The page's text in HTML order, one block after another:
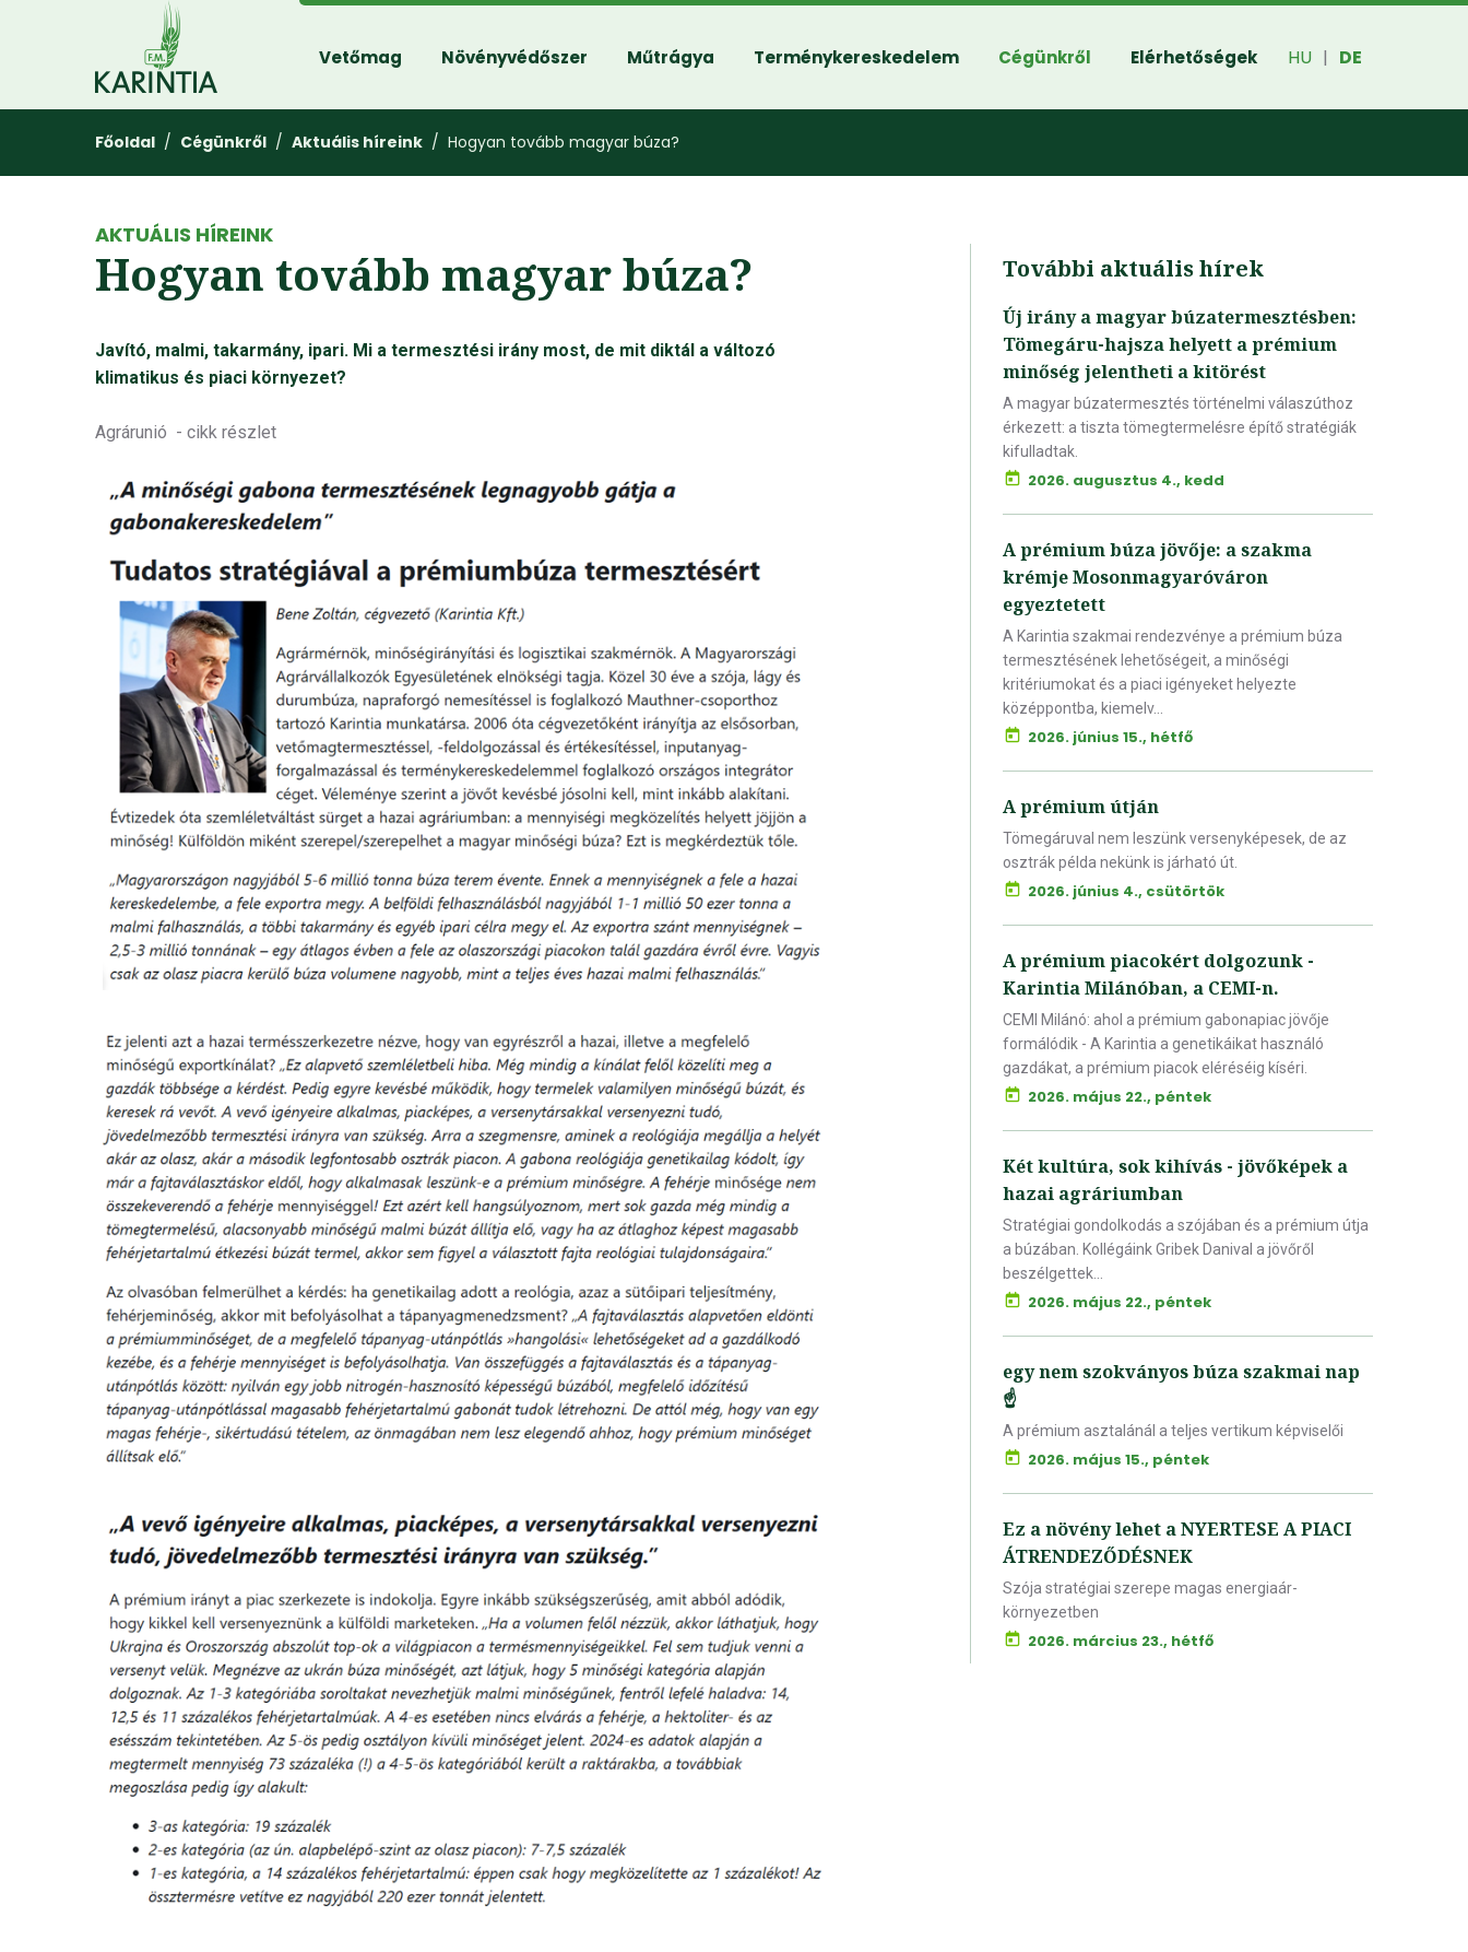
Vetőmag Növényvédőszer Műtrágya Terménykereskedelem Cégünkről Elérhetőségek HU | DE
Főoldal / Cégünkről / Aktuális híreink / Hogyan tovább magyar búza?
AKTUÁLIS HÍREINK
Hogyan tovább magyar búza?
Javító, malmi, takarmány, ipari. Mi a termesztési irány most, de mit diktál a változó
klimatikus és piaci környezet?
Agrárunió - cikk részlet
További aktuális hírek
Új irány a magyar búzatermesztésben:
Tömegáru-hajsza helyett a prémium
minőség jelentheti a kitörést
A magyar búzatermesztés történelmi válaszúthoz
érkezett: a tiszta tömegtermelésre építő stratégiák
kifulladtak.
2026. augusztus 4., kedd
A prémium búza jövője: a szakma
krémje Mosonmagyaróváron
egyeztetett
A Karintia szakmai rendezvénye a prémium búza
termesztésének lehetőségeit, a minőségi
kritériumokat és a piaci igényeket helyezte
középpontba, kiemelv...
2026. június 15., hétfő
A prémium útján
Tömegáruval nem leszünk versenyképesek, de az
osztrák példa nekünk is járható út.
2026. június 4., csütörtök
A prémium piacokért dolgozunk -
Karintia Milánóban, a CEMI-n.
CEMI Milánó: ahol a prémium gabonapiac jövője
formálódik - A Karintia a genetikáikat használó
gazdákat, a prémium piacok eléréséig kíséri.
2026. május 22., péntek
Két kultúra, sok kihívás - jövőképek a
hazai agráriumban
Stratégiai gondolkodás a szójában és a prémium útja
a búzában. Kollégáink Gribek Danival a jövőről
beszélgettek...
2026. május 22., péntek
egy nem szokványos búza szakmai nap
☝️
A prémium asztalánál a teljes vertikum képviselői
2026. május 15., péntek
Ez a növény lehet a NYERTESE A PIACI
ÁTRENDEZŐDÉSNEK
Szója stratégiai szerepe magas energiaár-
környezetben
2026. március 23., hétfő